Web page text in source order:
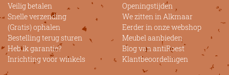
Veilig betalen
Snelle verzending
(Gratis) ophalen
Bestelling terug sturen
Heb ik garantie?
Inrichting voor winkels
Openingstijden
We zitten in Alkmaar
Eerder in onze webshop
Meubel aanbieden
Blog van antiRoest
Klantbeoordelingen